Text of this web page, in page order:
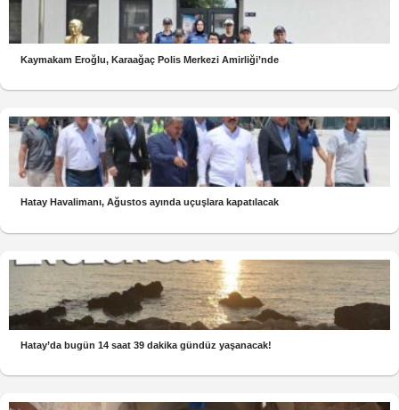
Kaymakam Eroğlu, Karaağaç Polis Merkezi Amirliği’nde
Hatay Havalimanı, Ağustos ayında uçuşlara kapatılacak
Hatay’da bugün 14 saat 39 dakika gündüz yaşanacak!